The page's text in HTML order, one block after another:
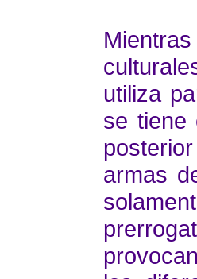
utiliza
se tiene
armas